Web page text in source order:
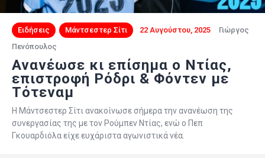
Ειδήσεις Μάντσεστερ Σίτι 22 Αυγούστου, 2025
Γιώργος
Πενόπουλος
Ανανέωσε κι επίσημα ο Ντίας,
επιστροφή Ρόδρι & Φόντεν με
Τότεναμ
Η Μάντσεστερ Σίτι ανακοίνωσε σήμερα την ανανέωση της
συνεργασίας της με τον Ρούμπεν Ντίας, ενώ ο Πεπ
Γκουαρδιόλα είχε ευχάριστα αγωνιστικά νέα.